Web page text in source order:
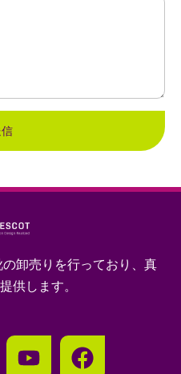
卸売りを行っており、真
供します。